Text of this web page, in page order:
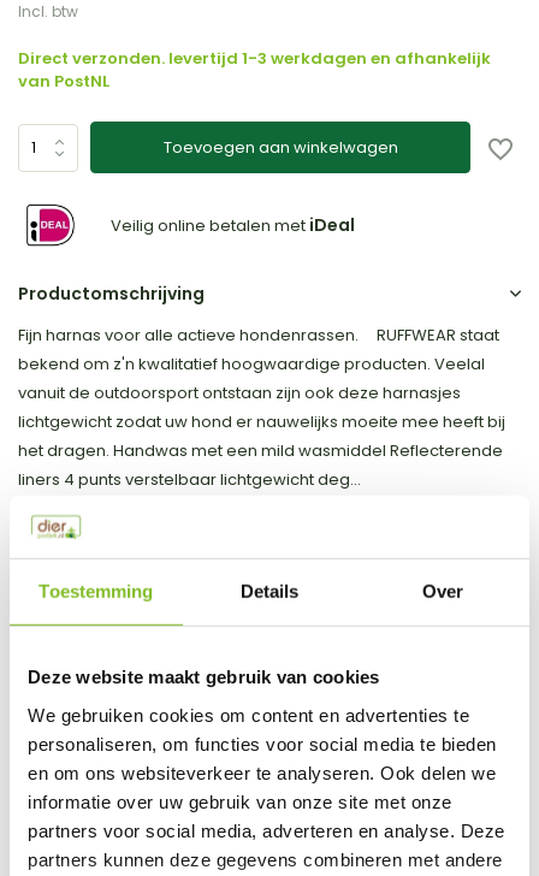
Toestemming Details Over
Deze website maakt gebruik van cookies
We gebruiken cookies om content en advertenties te
personaliseren, om functies voor social media te bieden
en om ons websiteverkeer te analyseren. Ook delen we
informatie over uw gebruik van onze site met onze
partners voor social media, adverteren en analyse. Deze
partners kunnen deze gegevens combineren met andere
Incl. btw
Direct verzonden. levertijd 1-3 werkdagen en afhankelijk
van PostNL
Toevoegen aan winkelwagen
Veilig online betalen met iDeal
Productomschrijving
Fijn harnas voor alle actieve hondenrassen. RUFFWEAR staat
bekend om z'n kwalitatief hoogwaardige producten. Veelal
vanuit de outdoorsport ontstaan zijn ook deze harnasjes
lichtgewicht zodat uw hond er nauwelijks moeite mee heeft bij
het dragen. Handwas met een mild wasmiddel Reflecterende
liners 4 punts verstelbaar lichtgewicht deg...
Toon meer
Productspecificaties
EAN 748960369682
Delen
Do you have a question about this product?
Our employee is happy to help you find the right product